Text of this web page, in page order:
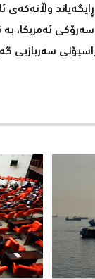
وڵاتەکەی
سەرۆکی